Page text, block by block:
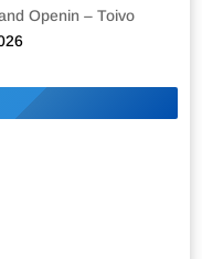
Openin – Toivo